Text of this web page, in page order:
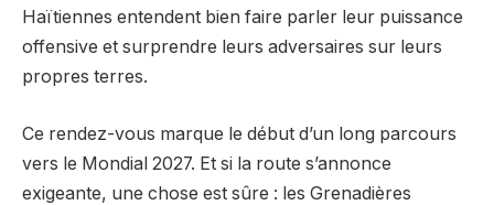
Haïtiennes entendent bien faire parler leur puissance
offensive et surprendre leurs adversaires sur leurs
propres terres.
Ce rendez-vous marque le début d’un long parcours
vers le Mondial 2027. Et si la route s’annonce
exigeante, une chose est sûre : les Grenadières